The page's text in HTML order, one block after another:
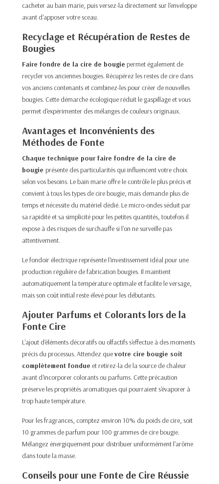
cacheter au bain marie, puis versez-la directement sur l'enveloppe
avant d'apposer votre sceau.​
Recyclage et Récupération de Restes de
Bougies
Faire fondre de la cire de bougie permet également de
recycler vos anciennes bougies. Récupérez les restes de cire dans
vos anciens contenants et combinez-les pour créer de nouvelles
bougies. Cette démarche écologique réduit le gaspillage et vous
permet d'expérimenter des mélanges de couleurs originaux.​
Avantages et Inconvénients des
Méthodes de Fonte
Chaque technique pour faire fondre de la cire de
bougie présente des particularités qui influencent votre choix
selon vos besoins. Le bain marie offre le contrôle le plus précis et
convient à tous les types de cire bougie, mais demande plus de
temps et nécessite du matériel dédié. Le micro-ondes séduit par
sa rapidité et sa simplicité pour les petites quantités, toutefois il
expose à des risques de surchauffe si l'on ne surveille pas
attentivement.​
Le fondoir électrique représente l'investissement idéal pour une
production régulière de fabrication bougies. Il maintient
automatiquement la température optimale et facilite le versage,
mais son coût initial reste élevé pour les débutants.​
Ajouter Parfums et Colorants lors de la
Fonte Cire
L'ajout d'éléments décoratifs ou olfactifs s'effectue à des moments
précis du processus. Attendez quevotre cire bougie soit
complètement fondue et retirez-la de la source de chaleur
avant d'incorporer colorants ou parfums. Cette précaution
préserve les propriétés aromatiques qui pourraient s'évaporer à
trop haute température.​
Pour les fragrances, comptez environ 10% du poids de cire, soit
10 grammes de parfum pour 100 grammes de cire bougie.
Mélangez énergiquement pour distribuer uniformément l'arôme
dans toute la masse.
Conseils pour une Fonte de Cire Réussie